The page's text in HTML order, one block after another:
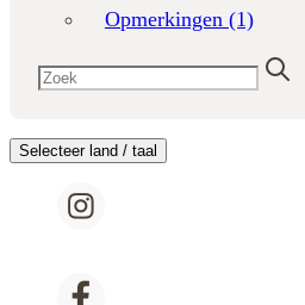
Opmerkingen (1)
Selecteer land / taal